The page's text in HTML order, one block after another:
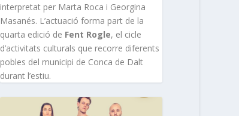
interpretat per Marta Roca i Georgina
Masanés. L’actuació forma part de la
quarta edició de Fent Rogle, el cicle
d’activitats culturals que recorre diferents
pobles del municipi de Conca de Dalt
durant l’estiu.